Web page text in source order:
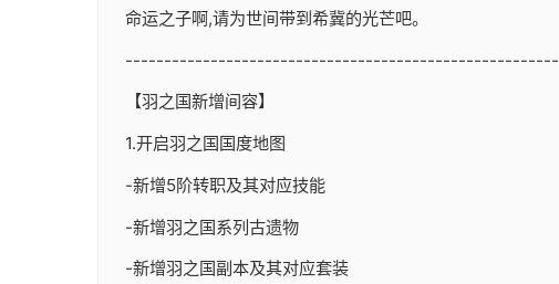
命运之子啊,请为世间带到希冀的光芒吧。
--------------------------------------------------------
【羽之国新增间容】
1.开启羽之国国度地图
-新增5阶转职及其对应技能
-新增羽之国系列古遗物
-新增羽之国副本及其对应套装